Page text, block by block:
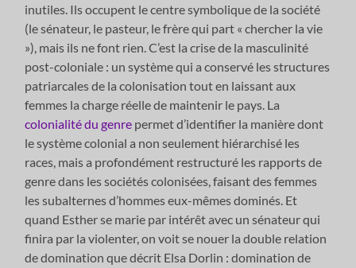
inutiles. Ils occupent le centre symbolique de la société
(le sénateur, le pasteur, le frère qui part « chercher la vie
»), mais ils ne font rien. C’est la crise de la masculinité
post-coloniale : un système qui a conservé les structures
patriarcales de la colonisation tout en laissant aux
femmes la charge réelle de maintenir le pays. La
colonialité du genre permet d’identifier la manière dont
le système colonial a non seulement hiérarchisé les
races, mais a profondément restructuré les rapports de
genre dans les sociétés colonisées, faisant des femmes
les subalternes d’hommes eux-mêmes dominés. Et
quand Esther se marie par intérêt avec un sénateur qui
finira par la violenter, on voit se nouer la double relation
de domination que décrit Elsa Dorlin : domination de